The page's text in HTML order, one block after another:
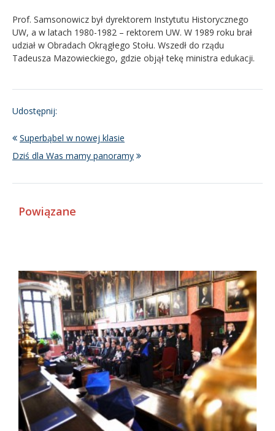
Prof. Samsonowicz był dyrektorem Instytutu Historycznego
UW, a w latach 1980-1982 – rektorem UW. W 1989 roku brał
udział w Obradach Okrągłego Stołu. Wszedł do rządu
Tadeusza Mazowieckiego, gdzie objął tekę ministra edukacji.
Udostępnij:
Superbąbel w nowej klasie
Dziś dla Was mamy panoramy
Powiązane